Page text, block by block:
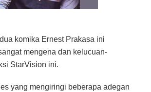
komika Ernest Prakasa ini
mengena dan kelucuan-
StarVision ini.
yang mengiringi beberapa adegan